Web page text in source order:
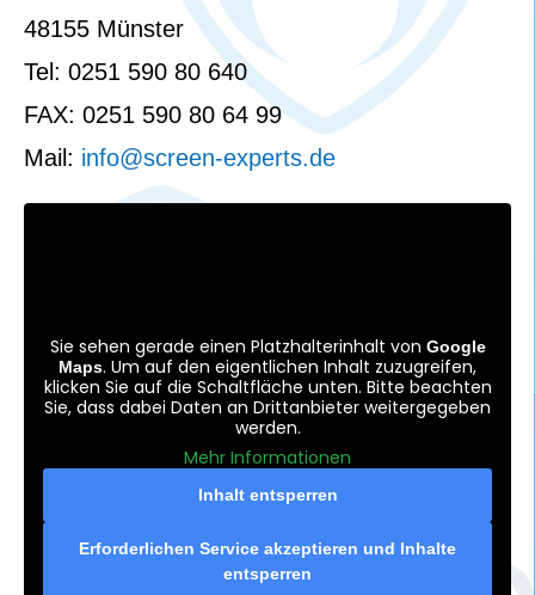
48155 Münster
Tel: 0251 590 80 640
FAX: 0251 590 80 64 99
Mail: info@screen-experts.de
Sie sehen gerade einen Platzhalterinhalt von Google
Maps. Um auf den eigentlichen Inhalt zuzugreifen,
klicken Sie auf die Schaltfläche unten. Bitte beachten
Sie, dass dabei Daten an Drittanbieter weitergegeben
werden.
Mehr Informationen
Inhalt entsperren
Erforderlichen Service akzeptieren und Inhalte
entsperren